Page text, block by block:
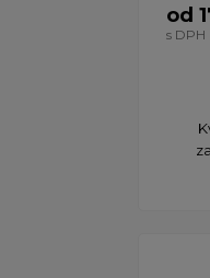
od
s DPH